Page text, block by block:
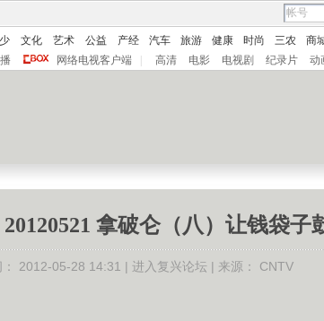
文化 艺术 公益 产经 汽车 旅游 健康 时尚 三农
商
网络电视客户端 高清 电影 电视剧 纪录片 动
20120521 拿破仑（八）让钱袋子
2012-05-28 14:31 | 进入复兴论坛 | 来源： CNTV